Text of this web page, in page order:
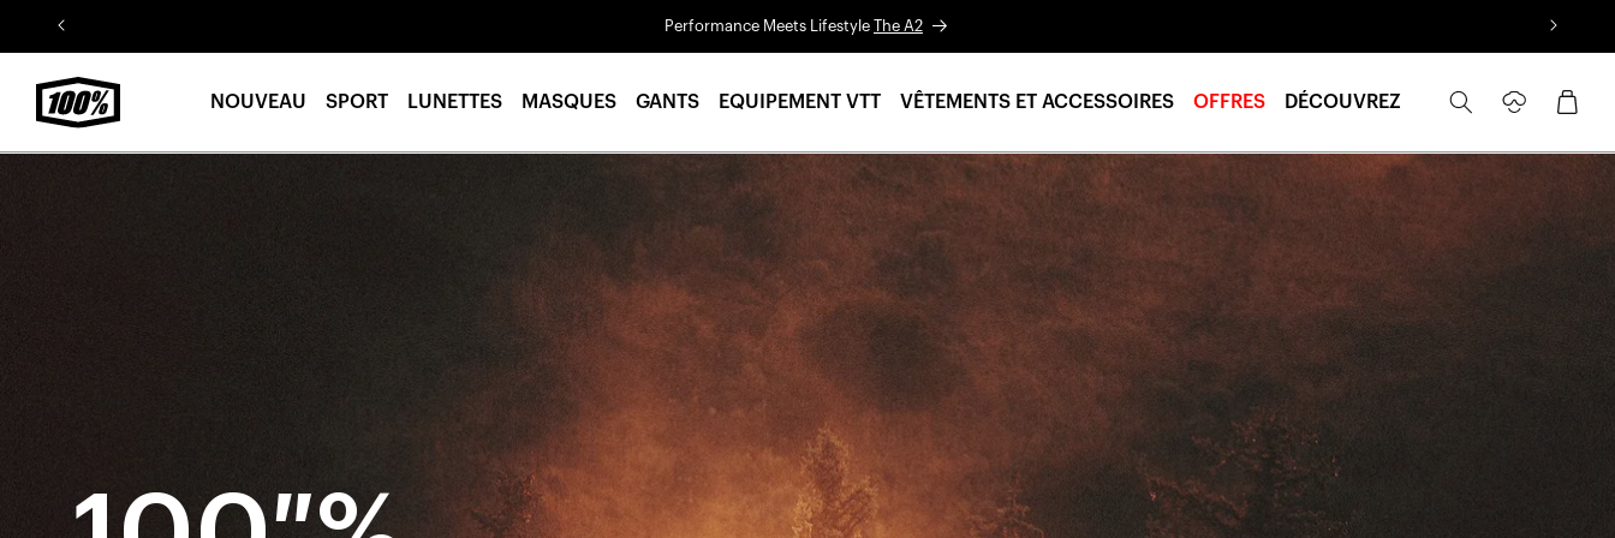
Aller au
contenu
Performance Meets Lifestyle The A2
NOUVEAU SPORT LUNETTES MASQUES GANTS EQUIPEMENT VTT VÊTEMENTS ET ACCESSOIRES OFFRES DÉCOUVREZ
connecter
Panier